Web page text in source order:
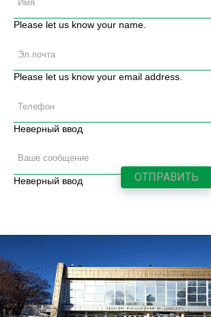
Please let us know your name.
Please let us know your email address.
Неверный ввод
Неверный ввод